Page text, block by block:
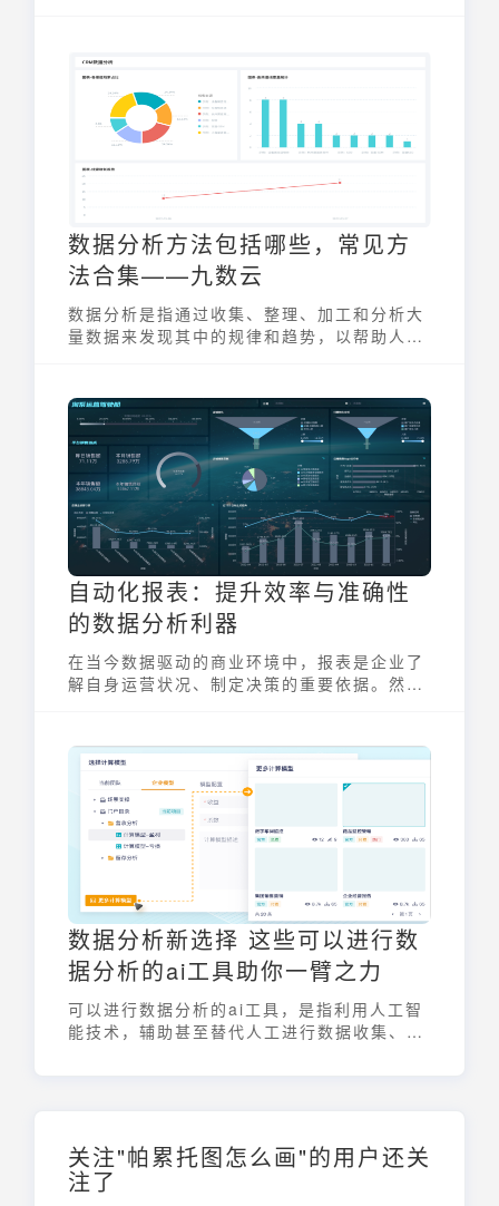
业务发展提供有力支持。
数据分析方法包括哪些，常见方
法合集——九数云
数据分析是指通过收集、整理、加工和分析大
量数据来发现其中的规律和趋势，以帮助人们
分析方法，快来学习吧
自动化报表：提升效率与准确性
的数据分析利器
在当今数据驱动的商业环境中，报表是企业了
解自身运营状况、制定决策的重要依据。然
求。自动化报表应运而生，它通过技术手段将
报表流程自动化，极大地提升了数据分析的效
率和准确性，成为现代企业不可或缺的数据分
析利器。自动化报表通过BI工具自动连接数据
源、清洗加工数据，最终生成报表并定时推
送，无需人工操作。
数据分析新选择 这些可以进行数
据分析的ai工具助你一臂之力
可以进行数据分析的ai工具，是指利用人工智
能技术，辅助甚至替代人工进行数据收集、整
决策。随着AI技术的日益成熟，越来越多的企
业开始采用AI数据分析工具，以提升自身的数
据驱动能力。
关注"帕累托图怎么画"的用户还关
注了